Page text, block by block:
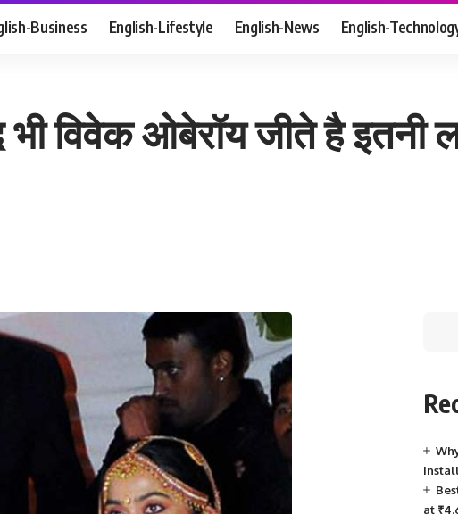
Business English-Lifestyle English-News English-
भी विवेक ओबेरॉय जीते है इतनी
at